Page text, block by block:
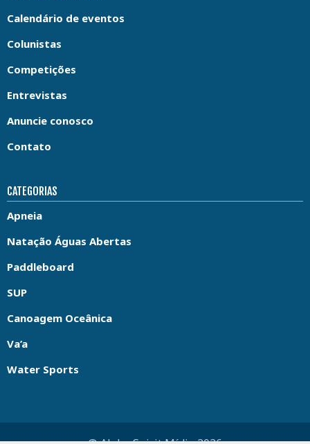
Calendário de eventos
Colunistas
Competições
Entrevistas
Anuncie conosco
Contato
CATEGORIAS
Apneia
Natação Águas Abertas
Paddleboard
SUP
Canoagem Oceânica
Va’a
Water Sports